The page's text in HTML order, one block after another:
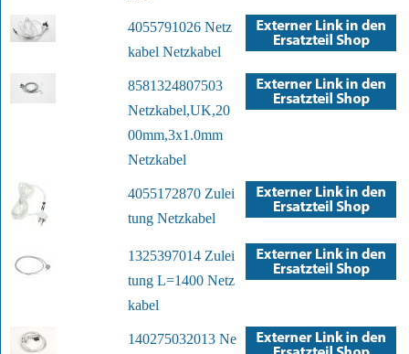
4055791026 Netz
kabel Netzkabel
8581324807503
Netzkabel,UK,20
00mm,3x1.0mm
Netzkabel
4055172870 Zulei
tung Netzkabel
1325397014 Zulei
tung L=1400 Netz
kabel
140275032013 Ne